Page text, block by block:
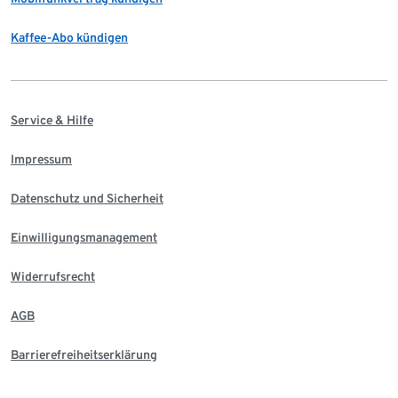
Kaffee-Abo kündigen
Service & Hilfe
Impressum
Datenschutz und Sicherheit
Einwilligungsmanagement
Widerrufsrecht
AGB
Barrierefreiheitserklärung